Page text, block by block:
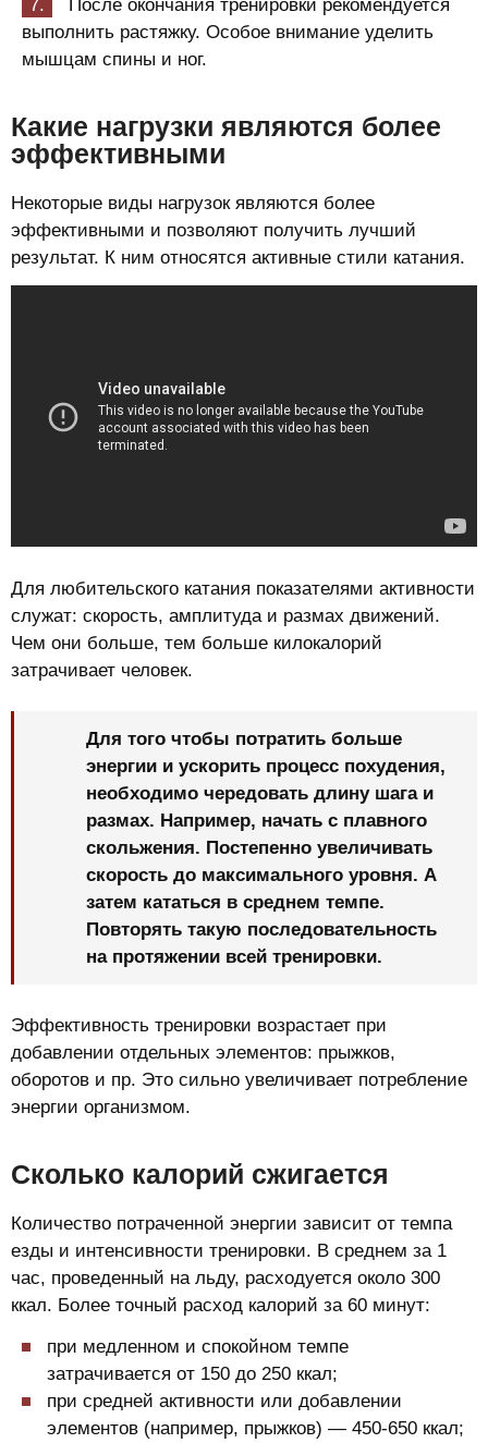
После окончания тренировки рекомендуется
выполнить растяжку. Особое внимание уделить
мышцам спины и ног.
Какие нагрузки являются более
эффективными
Некоторые виды нагрузок являются более
эффективными и позволяют получить лучший
результат. К ним относятся активные стили катания.
Для любительского катания показателями активности
служат: скорость, амплитуда и размах движений.
Чем они больше, тем больше килокалорий
затрачивает человек.
Для того чтобы потратить больше
энергии и ускорить процесс похудения,
необходимо чередовать длину шага и
размах. Например, начать с плавного
скольжения. Постепенно увеличивать
скорость до максимального уровня. А
затем кататься в среднем темпе.
Повторять такую последовательность
на протяжении всей тренировки.
Эффективность тренировки возрастает при
добавлении отдельных элементов: прыжков,
оборотов и пр. Это сильно увеличивает потребление
энергии организмом.
Сколько калорий сжигается
Количество потраченной энергии зависит от темпа
езды и интенсивности тренировки. В среднем за 1
час, проведенный на льду, расходуется около 300
ккал. Более точный расход калорий за 60 минут:
при медленном и спокойном темпе
затрачивается от 150 до 250 ккал;
при средней активности или добавлении
элементов (например, прыжков) — 450-650 ккал;